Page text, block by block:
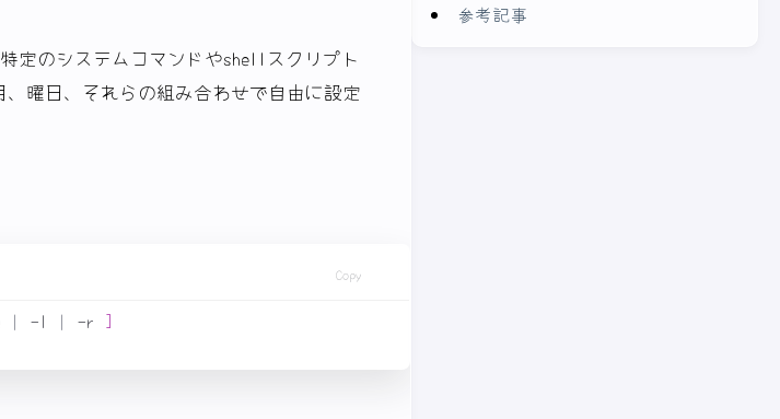
参考記事
定のシステムコマンドやshellスクリプト
曜日、それらの組み合わせで自由に設定
Copy
| -l | -r ]